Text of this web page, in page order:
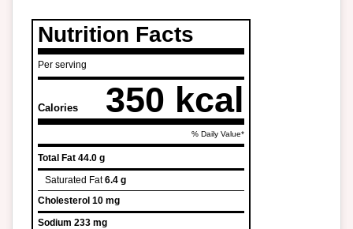
Nutrition Facts
Per serving
Calories 350 kcal
% Daily Value*
Total Fat 44.0 g
Saturated Fat6.4 g
Cholesterol 10 mg
Sodium 233 mg